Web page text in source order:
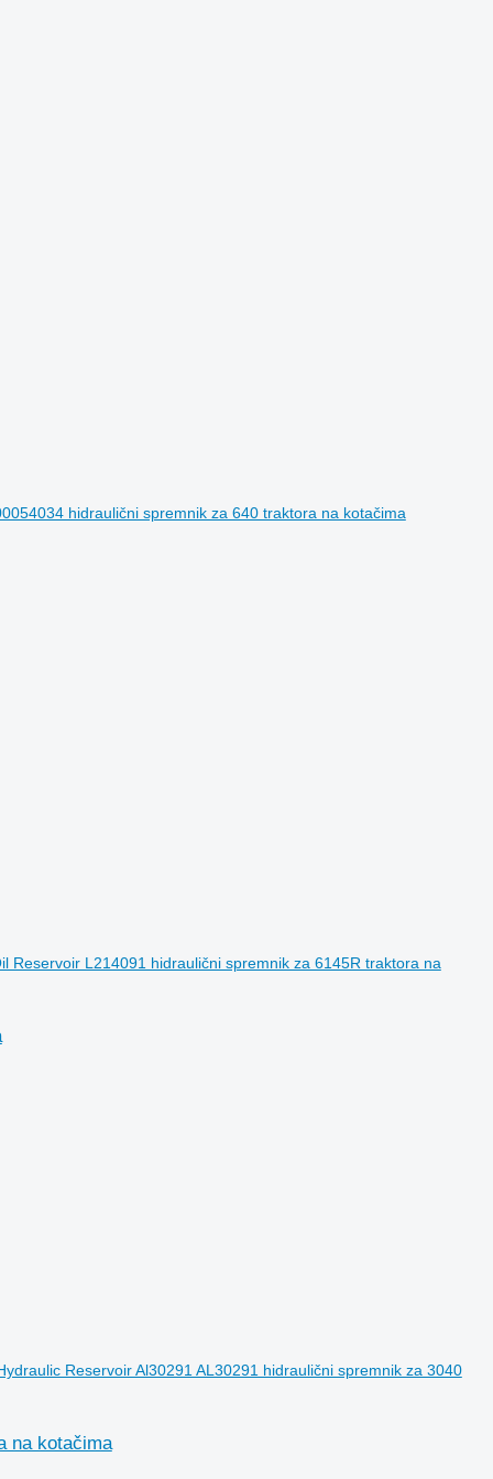
hidraulični spremnik za 640 traktora na kotačima
Reservoir L214091 hidraulični spremnik za 6145R traktora na
Reservoir Al30291 AL30291 hidraulični spremnik za 3040
na kotačima